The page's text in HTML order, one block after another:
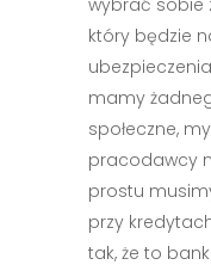
wybrać sobie
który będzie
mamy
społeczne,
pracodawcy
prostu
przy
tak, że to